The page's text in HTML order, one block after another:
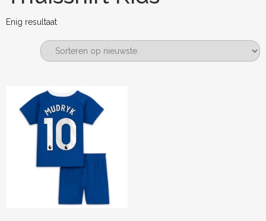
Enig resultaat